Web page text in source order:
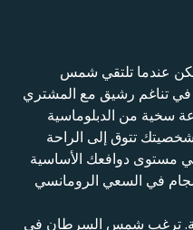
عندما تلتقي شمس
في تناغم رشيق مع المشتري
سخية من الدبلوماسية
تتوق إلى الراحة
مستوى دوافعك الأساسية
في السعي الرومانسي
ترغب شمس السرطان في